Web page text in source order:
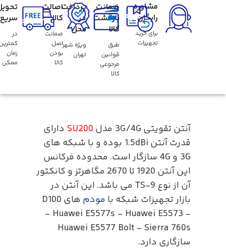
مشاوره
رایگان
برای خرید
تجهیزات
ضمانت
بازگشت
کالا
طبق
قوانین
مرجوعی
کالا
پرداخت
در
محل
ویژه شهر
تهران
اصالت
کالا
ضمانت
اصل
بودن
کالا
سریع
در
زمان
ممکن
آنتن تقویتی 3G/4G مدل SU200 دارای
قدرت آنتن 1.5dBi بوده و با شبکه های
3G و 4G سازگار است. محدوده فرکانس
این آنتن 1920 تا 2670 مگاهرتز و کانکتور
آن از نوع TS‎-9 می باشد. این آنتن در
بازار تجهیزات شبکه با مودم
های D100
‎- Huawei E5577s ‎- Huawei E5573 ‎-
Huawei E5577 Bolt ‎- Sierra 760s
سازگاری دارد.